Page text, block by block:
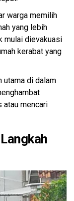
warga memilih
yang lebih
mulai dievakuasi
kerabat yang
utama di dalam
atau mencari